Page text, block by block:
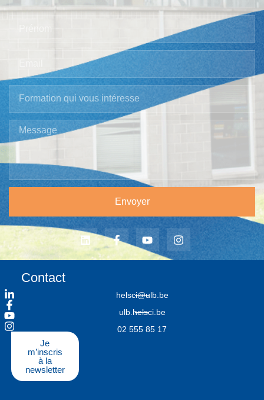
Envoyer
Je
m’inscris
à la
newsletter
Contact
helsci@ulb.be
ulb.helsci.be
02 555 85 17